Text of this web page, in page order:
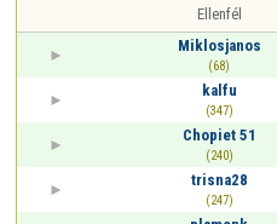
Ellenfél
Miklosjanos
(68)
kalfu
(347)
Chopiet 51
(240)
trisna28
(247)